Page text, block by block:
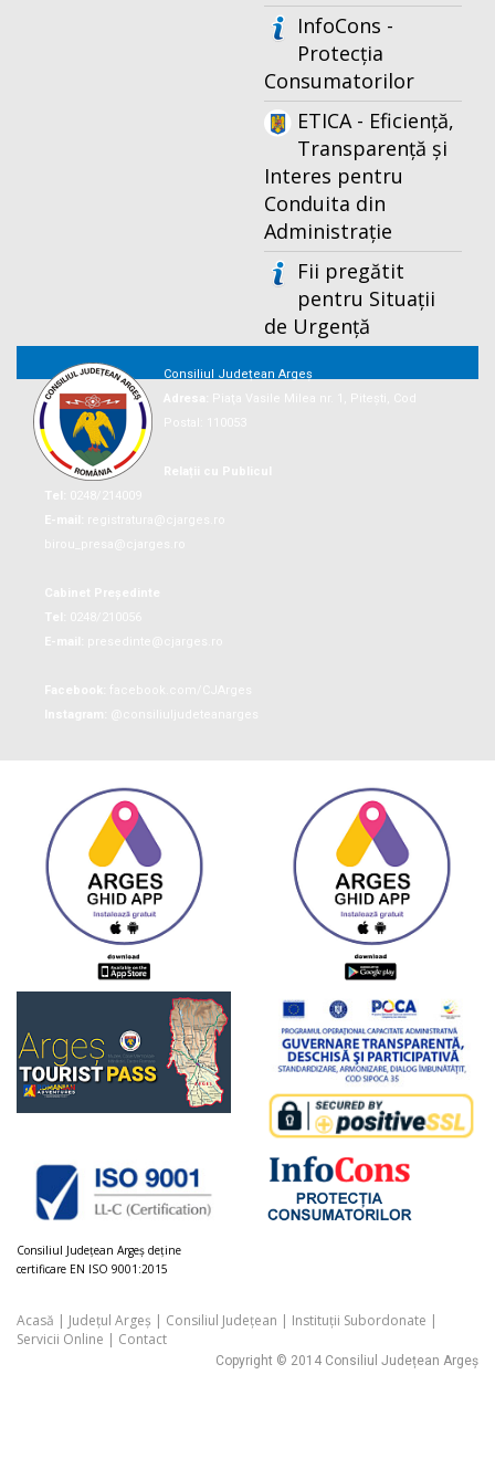
InfoCons -
Protecția
Consumatorilor
ETICA - Eficiență,
Transparență și
Interes pentru
Conduita din
Administrație
Fii pregătit
pentru Situații
de Urgență
Consiliul Județean Argeș
Consiliul Judeţean Argeș deţine
certificare EN ISO 9001:2015
Acasă | Județul Argeș | Consiliul Județean | Instituții Subordonate |
Servicii Online | Contact
Copyright © 2014 Consiliul Județean Argeș